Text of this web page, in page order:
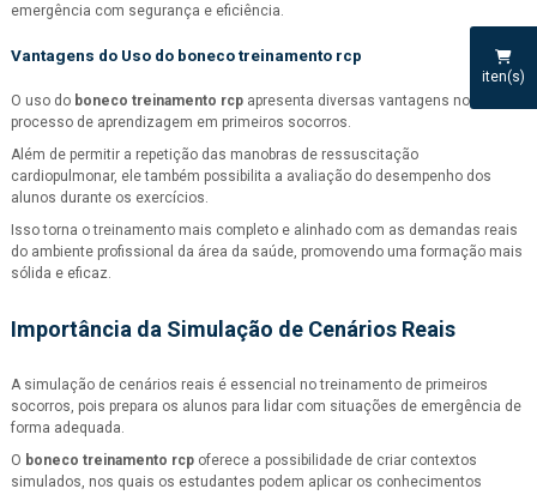
iten(s)
emergência com segurança e eficiência.
Vantagens do Uso do boneco treinamento rcp
O uso do boneco treinamento rcp apresenta diversas vantagens no
processo de aprendizagem em primeiros socorros.
Além de permitir a repetição das manobras de ressuscitação
cardiopulmonar, ele também possibilita a avaliação do desempenho dos
alunos durante os exercícios.
Isso torna o treinamento mais completo e alinhado com as demandas reais
do ambiente profissional da área da saúde, promovendo uma formação mais
sólida e eficaz.
Importância da Simulação de Cenários Reais
A simulação de cenários reais é essencial no treinamento de primeiros
socorros, pois prepara os alunos para lidar com situações de emergência de
forma adequada.
O boneco treinamento rcp oferece a possibilidade de criar contextos
simulados, nos quais os estudantes podem aplicar os conhecimentos